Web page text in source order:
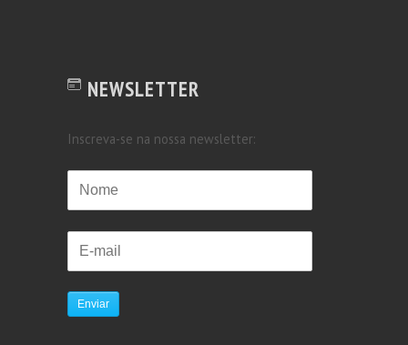
NEWSLETTER
Inscreva-se na nossa newsletter:
Enviar